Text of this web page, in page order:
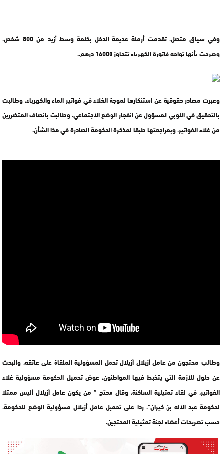
وفي سياق متصل، تقدمت أرملة عديمة الدخل بكلمة وسط أزيد من 800 شخص،
وصرحت بأنها تواجه فاتورة الكهرباء تتجاوز 16000 درهم..
وعبرت مصادر حقوقية عن استنكارها لموجة الغلاء في فواتير الماء والكهرباء، وطالبت
بالتحقيق في اللوبي المسؤول عن انفجار الوضع الاجتماعي، وطالبت بانصاف المتضررين
من غلاء الفواتير، وبمراجعتها طبقا لمذكرة الحكومة الصادرة في هذا الشأن.
وطالب محتجون من عامل أزيلال أزيلال تحمل المسؤولية الملقاة على عاتقه، والبحث
عن حلول للأزمة التي يتخبط فيها المواطنون، عوض تحميل الحكومة مسؤولية غلاء
الفواتير، في لقاء تمثيلية الساكنة، وقال محتج ” من يكون عامل أزيلال أليس ممثلا
لحكومة عبد الاله بن كيران”، ردا على تحميل عامل أزيلال مسؤولية الوضع للحكومة،
حسب تصريحات أعضاء لجنة تمثيلية المحتجين.